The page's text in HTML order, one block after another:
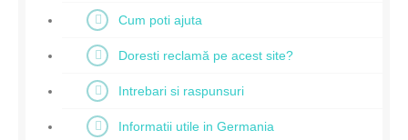
Cum poti ajuta
Doresti reclamă pe acest site?
Intrebari si raspunsuri
Informatii utile in Germania